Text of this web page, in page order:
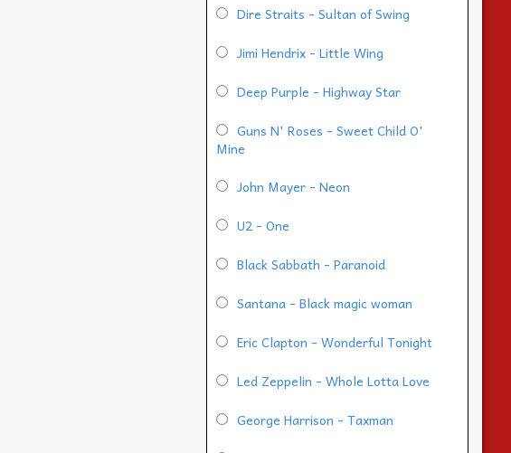
Dire Straits - Sultan of Swing
Jimi Hendrix - Little Wing
Deep Purple - Highway Star
Guns N' Roses - Sweet Child O'
Mine
John Mayer - Neon
U2 - One
Black Sabbath - Paranoid
Santana - Black magic woman
Eric Clapton - Wonderful Tonight
Led Zeppelin - Whole Lotta Love
George Harrison - Taxman